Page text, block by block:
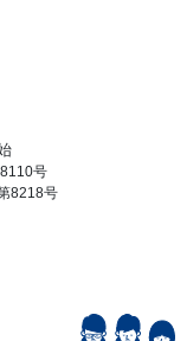
号
8218号